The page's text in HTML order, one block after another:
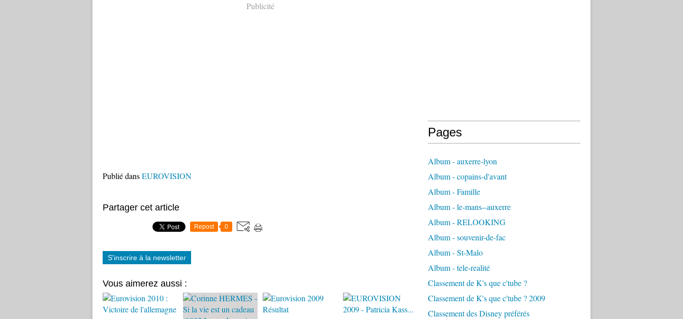
Publicité
Publié dansEUROVISION
Partager cet article
Repost 0
S'inscrire à la newsletter
Vous aimerez aussi :
Pages
Album - auxerre-lyon
Album - copains-d'avant
Album - Famille
Album - le-mans--auxerre
Album - RELOOKING
Album - souvenir-de-fac
Album - St-Malo
Album - tele-realité
Classement de K's que c'tube ?
Classement de K's que c'tube ? 2009
Classement des Disney préférés